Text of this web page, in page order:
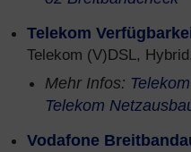
Telekom
Telekom (V)DSL,
Mehr Infos:
Telekom
Vodafone